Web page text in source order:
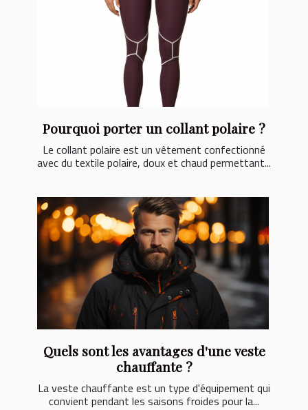
Pourquoi porter un collant polaire ?
Le collant polaire est un vêtement confectionné
avec du textile polaire, doux et chaud permettant...
Quels sont les avantages d'une veste
chauffante ?
La veste chauffante est un type d'équipement qui
convient pendant les saisons froides pour la...